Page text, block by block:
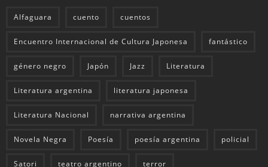
Alfaguara cuento cuentos
Encuentro Internacional de Cultura Japonesa fantástico
género negro Japón Jazz Literatura
Literatura argentina literatura japonesa
Literatura Nacional narrativa argentina
Novela Negra Poesía poesía argentina policial
Satori teatro argentino terror